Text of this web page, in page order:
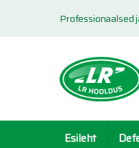
Professionaalsed
Esileht